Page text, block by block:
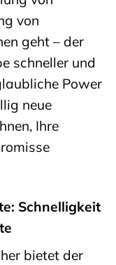
von
geht – der
schneller und
Power
neue
Ihre
Schnelligkeit
bietet der